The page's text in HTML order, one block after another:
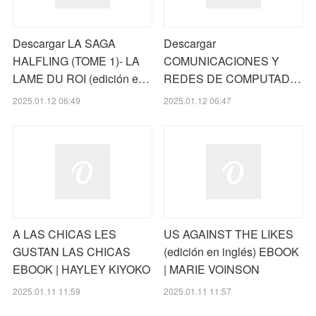
Descargar LA SAGA
HALFLING (TOME 1)- LA
LAME DU ROI (edición e…
2025.01.12 06:49
Descargar
COMUNICACIONES Y
REDES DE COMPUTAD…
2025.01.12 06:47
A LAS CHICAS LES
GUSTAN LAS CHICAS
EBOOK | HAYLEY KIYOKO
2025.01.11 11:59
US AGAINST THE LIKES
(edición en inglés) EBOOK
| MARIE VOINSON
2025.01.11 11:57